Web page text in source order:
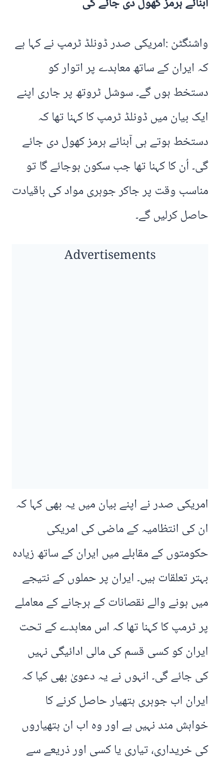
واشنگٹن :امریکی صدر ڈونلڈ ٹرمپ نے کہا ہے
کہ ایران کے ساتھ معاہدے پر اتوار کو
دستخط ہوں گے۔ سوشل ٹروتھ پر جاری اپنے
ایک بیان میں ڈونلڈ ٹرمپ کا کہنا تھا کہ
دستخط ہوتے ہی آبنائے ہرمز کھول دی جائے
گی۔ اُن کا کہنا تھا جب سکون ہوجائے گا تو
مناسب وقت پر جاکر جوہری مواد کی باقیادت
حاصل کرلیں گے۔
Advertisements
امریکی صدر نے اپنے بیان میں یہ بھی کہا کہ
ان کی انتظامیہ کے ماضی کی امریکی
حکومتوں کے مقابلے میں ایران کے ساتھ زیادہ
بہتر تعلقات ہیں۔ ایران پر حملوں کے نتیجے
میں ہونے والے نقصانات کے ہرجانے کے معاملے
پر ٹرمپ کا کہنا تھا کہ اس معاہدے کے تحت
ایران کو کسی قسم کی مالی ادائیگی نہیں
کی جائے گی۔ انہوں نے یہ دعویٰ بھی کیا کہ
ایران اب جوہری ہتھیار حاصل کرنے کا
خواہش مند نہیں ہے اور وہ اب ان ہتھیاروں
کی خریداری، تیاری یا کسی اور ذریعے سے